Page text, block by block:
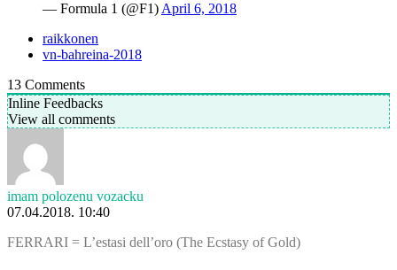
— Formula 1 (@F1) April 6, 2018
raikkonen
vn-bahreina-2018
13 Comments
Inline Feedbacks
View all comments
imam polozenu vozacku
07.04.2018. 10:40
FERRARI = L’estasi dell’oro (The Ecstasy of Gold)